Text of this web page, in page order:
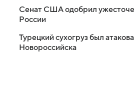
Сенат США одобрил
России
Турецкий сухогруз был
Новороссийска